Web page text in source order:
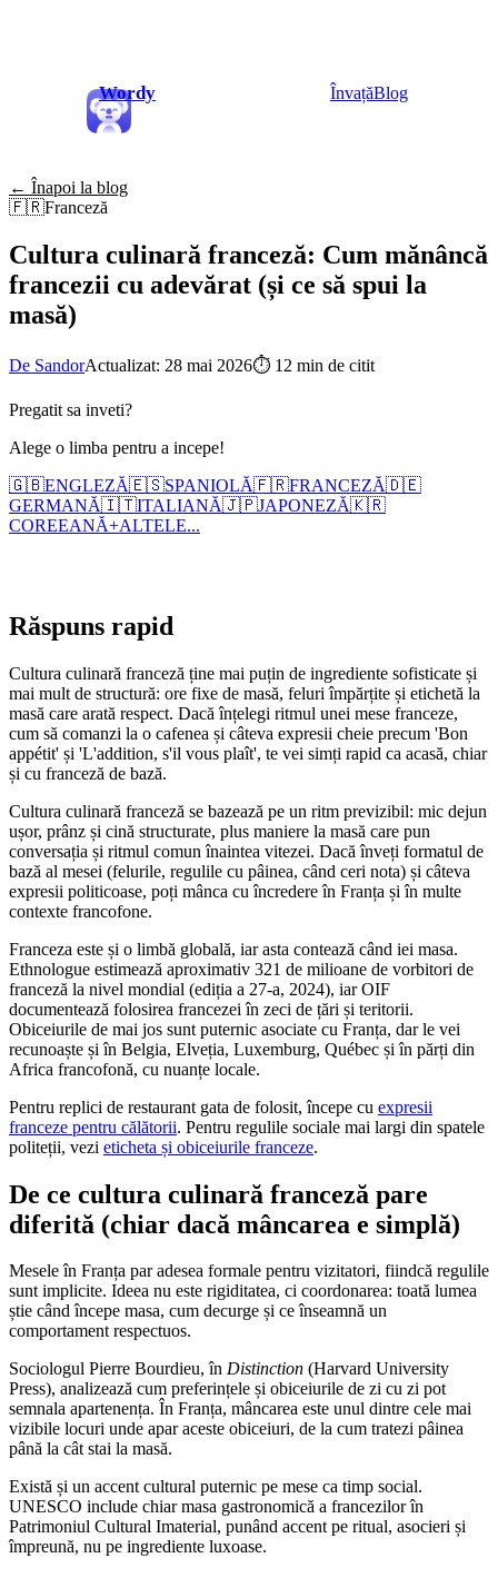
Wordy ÎnvațăBlog
← Înapoi la blog
🇫🇷Franceză
Cultura culinară franceză: Cum mănâncă
francezii cu adevărat (și ce să spui la
masă)
De SandorActualizat: 28 mai 2026⏱ 12 min de citit
Pregatit sa inveti?
Alege o limba pentru a incepe!
🇬🇧ENGLEZĂ🇪🇸SPANIOLĂ🇫🇷FRANCEZĂ🇩🇪
GERMANĂ🇮🇹ITALIANĂ🇯🇵JAPONEZĂ🇰🇷
COREEANĂ+ALTELE...
Răspuns rapid
Cultura culinară franceză ține mai puțin de ingrediente sofisticate și
mai mult de structură: ore fixe de masă, feluri împărțite și etichetă la
masă care arată respect. Dacă înțelegi ritmul unei mese franceze,
cum să comanzi la o cafenea și câteva expresii cheie precum 'Bon
appétit' și 'L'addition, s'il vous plaît', te vei simți rapid ca acasă, chiar
și cu franceză de bază.
Cultura culinară franceză se bazează pe un ritm previzibil: mic dejun
ușor, prânz și cină structurate, plus maniere la masă care pun
conversația și ritmul comun înaintea vitezei. Dacă înveți formatul de
bază al mesei (felurile, regulile cu pâinea, când ceri nota) și câteva
expresii politicoase, poți mânca cu încredere în Franța și în multe
contexte francofone.
Franceza este și o limbă globală, iar asta contează când iei masa.
Ethnologue estimează aproximativ 321 de milioane de vorbitori de
franceză la nivel mondial (ediția a 27-a, 2024), iar OIF
documentează folosirea francezei în zeci de țări și teritorii.
Obiceiurile de mai jos sunt puternic asociate cu Franța, dar le vei
recunoaște și în Belgia, Elveția, Luxemburg, Québec și în părți din
Africa francofonă, cu nuanțe locale.
Pentru replici de restaurant gata de folosit, începe cu expresii
franceze pentru călătorii. Pentru regulile sociale mai largi din spatele
politeții, vezi eticheta și obiceiurile franceze.
De ce cultura culinară franceză pare
diferită (chiar dacă mâncarea e simplă)
Mesele în Franța par adesea formale pentru vizitatori, fiindcă regulile
sunt implicite. Ideea nu este rigiditatea, ci coordonarea: toată lumea
știe când începe masa, cum decurge și ce înseamnă un
comportament respectuos.
Sociologul Pierre Bourdieu, în Distinction (Harvard University
Press), analizează cum preferințele și obiceiurile de zi cu zi pot
semnala apartenența. În Franța, mâncarea este unul dintre cele mai
vizibile locuri unde apar aceste obiceiuri, de la cum tratezi pâinea
până la cât stai la masă.
Există și un accent cultural puternic pe mese ca timp social.
UNESCO include chiar masa gastronomică a francezilor în
Patrimoniul Cultural Imaterial, punând accent pe ritual, asocieri și
împreună, nu pe ingrediente luxoase.